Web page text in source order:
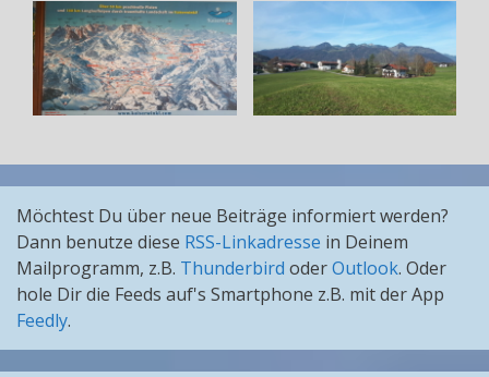
Möchtest Du über neue Beiträge informiert werden?
Dann benutze diese RSS-Linkadresse in Deinem
Mailprogramm, z.B. Thunderbird oderOutlook. Oder
hole Dir die Feeds auf's Smartphone z.B. mit der App
Feedly.